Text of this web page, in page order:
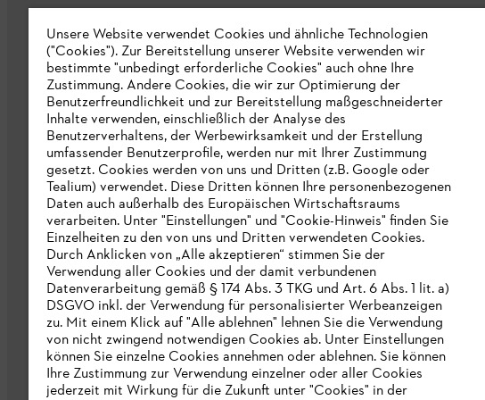
Unternehmen
Über uns
Katalog zum Download
STIHL Hinweisgebersystem
Presse
STIHL Corporate
Unsere Website verwendet Cookies und ähnliche Technologien
("Cookies"). Zur Bereitstellung unserer Website verwenden wir
bestimmte "unbedingt erforderliche Cookies" auch ohne Ihre
Zustimmung. Andere Cookies, die wir zur Optimierung der
Benutzerfreundlichkeit und zur Bereitstellung maßgeschneiderter
Inhalte verwenden, einschließlich der Analyse des
Benutzerverhaltens, der Werbewirksamkeit und der Erstellung
umfassender Benutzerprofile, werden nur mit Ihrer Zustimmung
gesetzt. Cookies werden von uns und Dritten (z.B. Google oder
Tealium) verwendet. Diese Dritten können Ihre personenbezogenen
Daten auch außerhalb des Europäischen Wirtschaftsraums
verarbeiten. Unter "Einstellungen" und "Cookie-Hinweis" finden Sie
Einzelheiten zu den von uns und Dritten verwendeten Cookies.
Durch Anklicken von „Alle akzeptieren“ stimmen Sie der
Verwendung aller Cookies und der damit verbundenen
Datenverarbeitung gemäß § 174 Abs. 3 TKG und Art. 6 Abs. 1 lit. a)
DSGVO inkl. der Verwendung für personalisierter Werbeanzeigen
zu. Mit einem Klick auf "Alle ablehnen" lehnen Sie die Verwendung
von nicht zwingend notwendigen Cookies ab. Unter Einstellungen
können Sie einzelne Cookies annehmen oder ablehnen. Sie können
Ihre Zustimmung zur Verwendung einzelner oder aller Cookies
jederzeit mit Wirkung für die Zukunft unter "Cookies" in der